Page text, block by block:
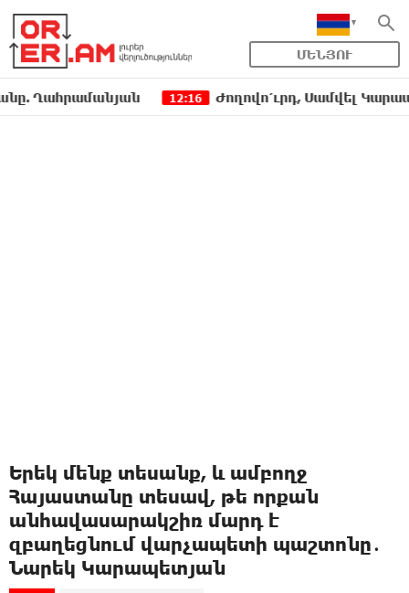
ՄԵՆՅՈՒ
12:16 Ժողովո՛ւրդ, Սամվել
Երեկ մենք տեսանք, և ամբողջ
Հայաստանը տեսավ, թե որքան
անհավասարակշիռ մարդ է
զբաղեցնում վարչապետի պաշտոնը․
Նարեկ Կարապետյան